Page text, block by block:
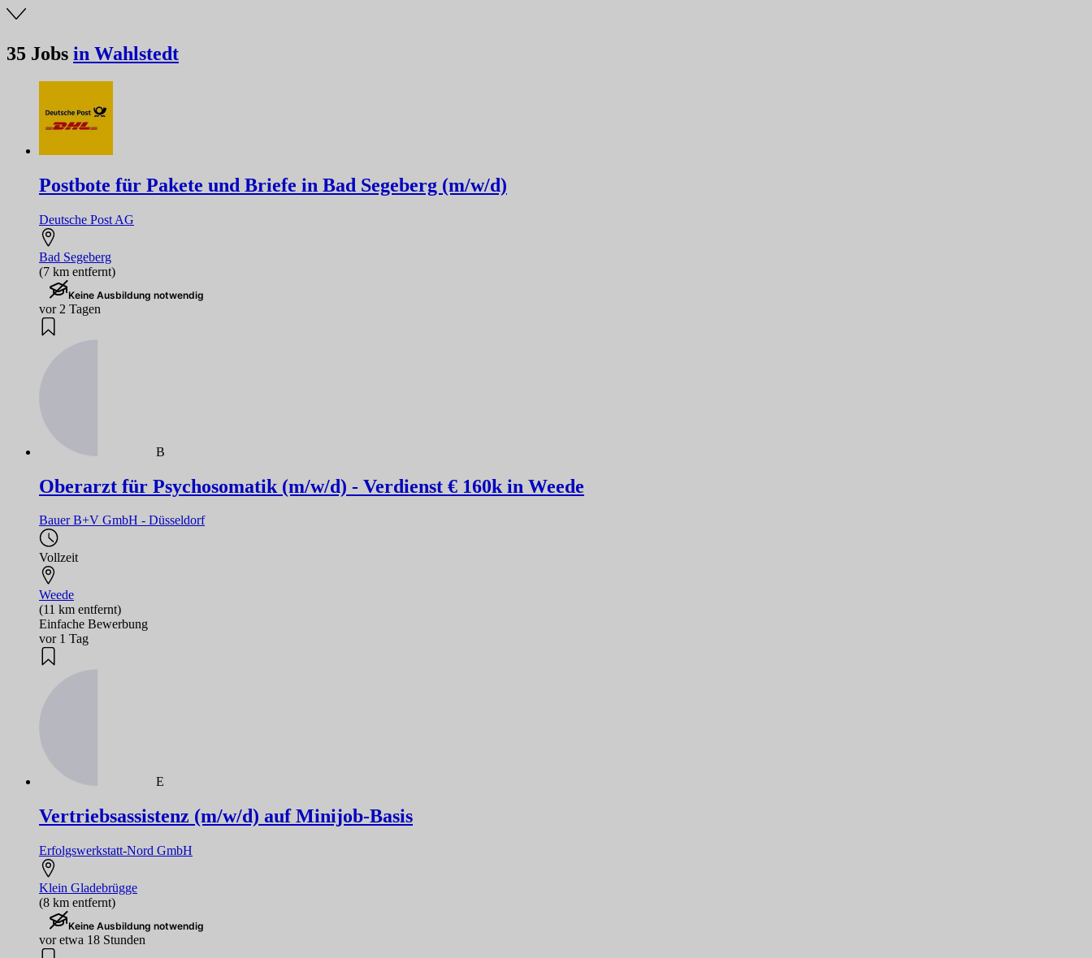
35 Jobs in Wahlstedt
Postbote für Pakete und Briefe in Bad Segeberg (m/w/d)
Deutsche Post AG
Bad Segeberg
(7 km entfernt)
Keine Ausbildung notwendig
vor 2 Tagen
B
Oberarzt für Psychosomatik (m/w/d) - Verdienst € 160k in Weede
Bauer B+V GmbH - Düsseldorf
Vollzeit
Weede
(11 km entfernt)
Einfache Bewerbung
vor 1 Tag
E
Vertriebsassistenz (m/w/d) auf Minijob-Basis
Erfolgswerkstatt-Nord GmbH
Klein Gladebrügge
(8 km entfernt)
Keine Ausbildung notwendig
vor etwa 18 Stunden